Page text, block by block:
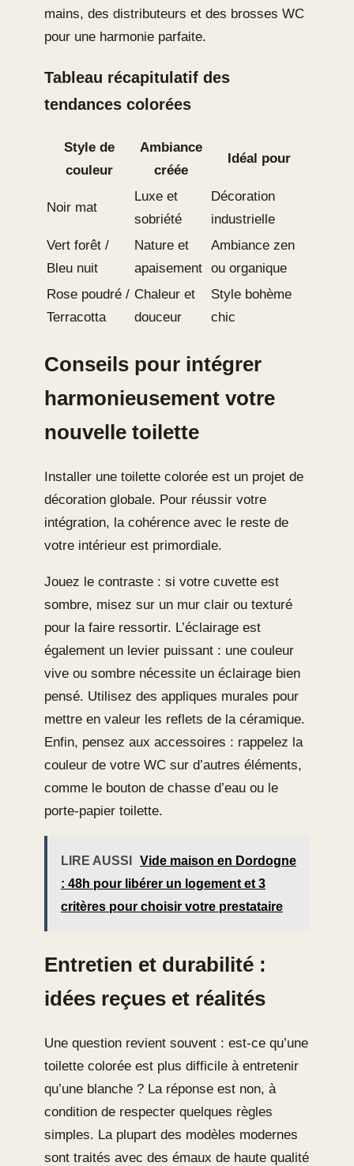
mains, des distributeurs et des brosses WC
pour une harmonie parfaite.
Tableau récapitulatif des
tendances colorées
Style de
couleur
Ambiance
créée
Idéal pour
Noir mat
Luxe et
sobriété
Décoration
industrielle
Vert forêt /
Bleu nuit
Nature et
apaisement
Ambiance zen
ou organique
Rose poudré /
Terracotta
Chaleur et
douceur
Style bohème
chic
Conseils pour intégrer
harmonieusement votre
nouvelle toilette
Installer une toilette colorée est un projet de
décoration globale. Pour réussir votre
intégration, la cohérence avec le reste de
votre intérieur est primordiale.
Jouez le contraste : si votre cuvette est
sombre, misez sur un mur clair ou texturé
pour la faire ressortir. L’éclairage est
également un levier puissant : une couleur
vive ou sombre nécessite un éclairage bien
pensé. Utilisez des appliques murales pour
mettre en valeur les reflets de la céramique.
Enfin, pensez aux accessoires : rappelez la
couleur de votre WC sur d’autres éléments,
comme le bouton de chasse d’eau ou le
porte-papier toilette.
LIRE AUSSI
Vide maison en Dordogne
: 48h pour libérer un logement et 3
critères pour choisir votre prestataire
Entretien et durabilité :
idées reçues et réalités
Une question revient souvent : est-ce qu’une
toilette colorée est plus difficile à entretenir
qu’une blanche ? La réponse est non, à
condition de respecter quelques règles
simples. La plupart des modèles modernes
sont traités avec des émaux de haute qualité